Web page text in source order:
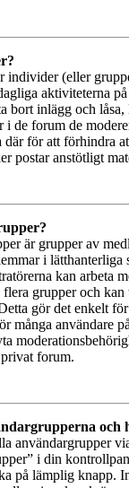
individer (eller
aktiviteterna
bort inlägg och
i de forum de
där för att förhindra
postar anstötligt
är grupper av
i lätthanterliga
kan arbeta
flera grupper och
gör det enkelt
många användare
forum.
och
användargrupper
i din
på lämplig knapp.